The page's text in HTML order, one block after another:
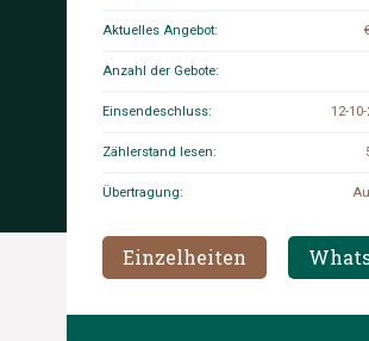
Aktuelles Angebot:
Anzahl der Gebote:
Einsendeschluss: 12-
Zählerstand lesen:
Übertragung:
Einzelheiten